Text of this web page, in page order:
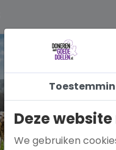
Deze
We gebruiken